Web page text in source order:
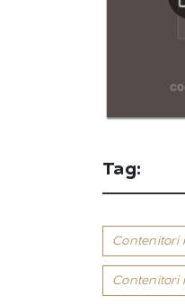
Tag:
Contenitori
Contenitori